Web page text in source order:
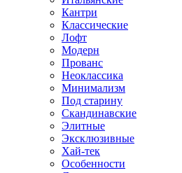
Кантри
Классические
Лофт
Модерн
Прованс
Неоклассика
Минимализм
Под старину
Скандинавские
Элитные
Эксклюзивные
Хай-тек
Особенности